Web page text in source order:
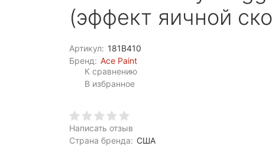
(эффект яичной
Артикул: 181B410
Бренд: Ace Paint
К сравнению
В избранное
Написать отзыв
Страна бренда: США